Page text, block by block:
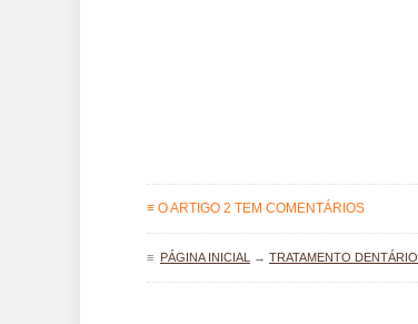
≡ O ARTIGO 2 TEM COMENTÁRIOS
≡ PÁGINA INICIAL → TRATAMENTO DENTÁRIO